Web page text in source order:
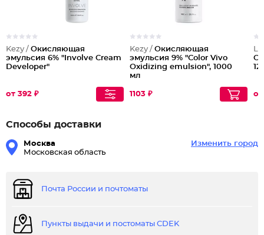
Kezy / Окисляющая
эмульсия 6% "Involve Cream
Developer"
от 392 ₽
Kezy / Окисляющая
эмульсия 9% "Color Vivo
Oxidizing emulsion", 1000
мл
1103 ₽ от
Способы доставки
Москва
Московская область
Изменить город
Почта России и почтоматы
Пункты выдачи и постоматы CDEK